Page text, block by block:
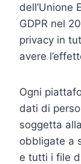
dell’Unione
GDPR nel
privacy in
avere
Ogni
dati di
soggetta
obbligate a
e tutti i file